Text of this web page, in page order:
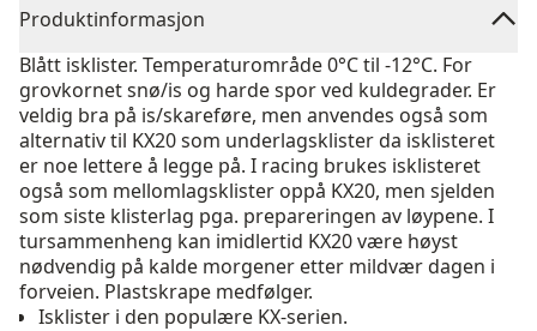
Produktinformasjon
Blått isklister. Temperaturområde 0°C til -12°C. For
grovkornet snø/is og harde spor ved kuldegrader. Er
veldig bra på is/skareføre, men anvendes også som
alternativ til KX20 som underlagsklister da isklisteret
er noe lettere å legge på. I racing brukes isklisteret
også som mellomlagsklister oppå KX20, men sjelden
som siste klisterlag pga. prepareringen av løypene. I
tursammenheng kan imidlertid KX20 være høyst
nødvendig på kalde morgener etter mildvær dagen i
forveien. Plastskrape medfølger.
Isklister i den populære KX-serien.